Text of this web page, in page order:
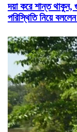
দয়া করে শান্ত থাকুন,
পরিস্থিতি নিয়ে বললেন